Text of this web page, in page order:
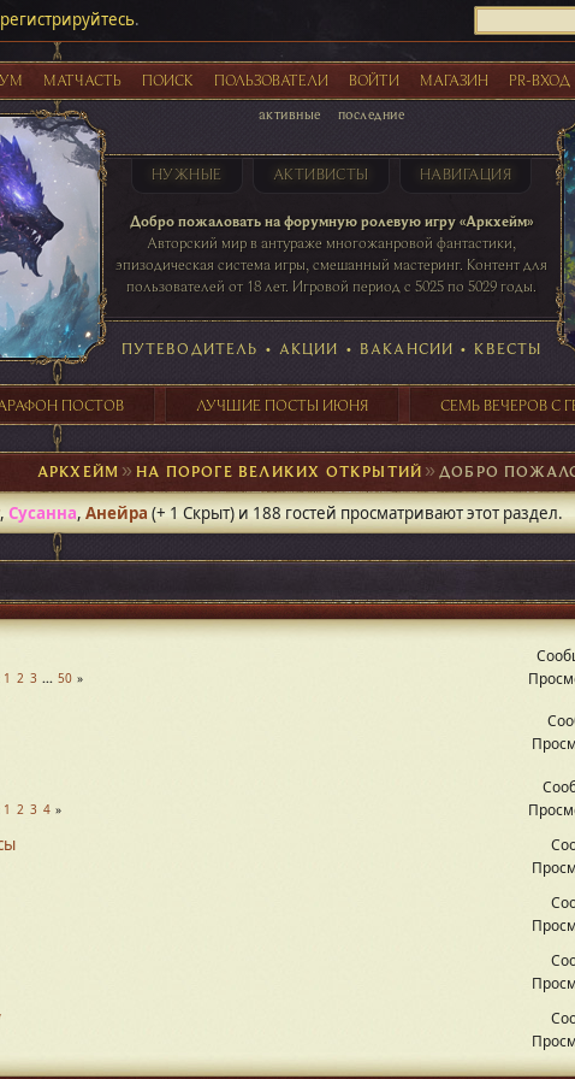
.
МАТЧАСТЬ ПОИСК ПОЛЬЗОВАТЕЛИ ВОЙТИ МАГАЗИН PR-ВХОД
активные последние
НУЖНЫЕ АКТИВИСТЫ НАВИГАЦИЯ
Добро пожаловать на форумную ролевую игру «Аркхейм»
Авторский мир в антураже многожанровой фантастики,
эпизодическая система игры, смешанный мастеринг. Контент для
пользователей от 18 лет. Игровой период с 5025 по 5029 годы.
таблице игровой активности
41 ПОСТОВ 31 ПОСТОВ 29 ПОСТОВ 24 ПОСТОВ
ПУТЕВОДИТЕЛЬ • АКЦИИ • ВАКАНСИИ • КВЕСТЫ
ПОСТОВ ЛУЧШИЕ ПОСТЫ ИЮНЯ СЕМЬ ВЕЧЕРОВ С
АРКХЕЙМ ►НА ПОРОГЕ ВЕЛИКИХ ОТКРЫТИЙ ►ДОБРО
, Сусанна, Анейра (+ 1 Скрыт) и 188 гостей просматривают этот раздел.
1 2 3 ... 50
1 2 3 4